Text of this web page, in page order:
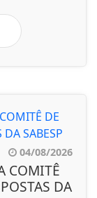
04/08/2026
COMITÊ
DA